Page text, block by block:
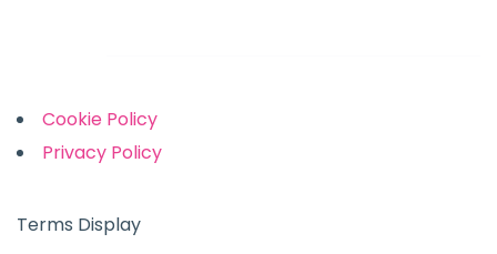
Cookie Policy
Privacy Policy
Terms Display